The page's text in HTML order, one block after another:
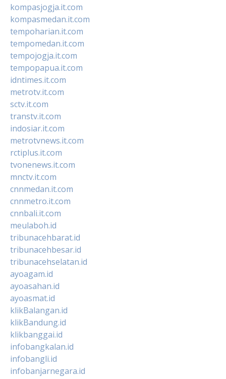
kompasjogja.it.com
kompasmedan.it.com
tempoharian.it.com
tempomedan.it.com
tempojogja.it.com
tempopapua.it.com
idntimes.it.com
metrotv.it.com
sctv.it.com
transtv.it.com
indosiar.it.com
metrotvnews.it.com
rctiplus.it.com
tvonenews.it.com
mnctv.it.com
cnnmedan.it.com
cnnmetro.it.com
cnnbali.it.com
meulaboh.id
tribunacehbarat.id
tribunacehbesar.id
tribunacehselatan.id
ayoagam.id
ayoasahan.id
ayoasmat.id
klikBalangan.id
klikBandung.id
klikbanggai.id
infobangkalan.id
infobangli.id
infobanjarnegara.id